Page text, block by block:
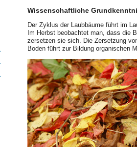
Wissenschaftliche
Der Zyklus der Laubbäume führt im
Im Herbst beobachtet man, dass die
zersetzen sie sich. Die Zersetzung
Boden führt zur Bildung organischen